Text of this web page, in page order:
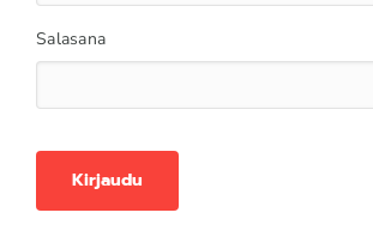
Salasana
Kirjaudu